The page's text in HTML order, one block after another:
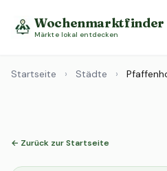
Wochenmarktfinder
Märkte lokal entdecken
Startseite › Städte ›
← Zurück zur Startseite